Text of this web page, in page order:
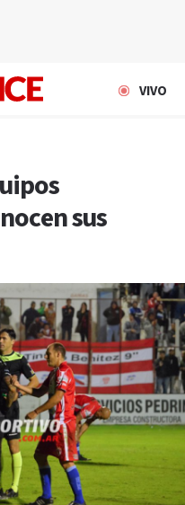
VIVO
sus